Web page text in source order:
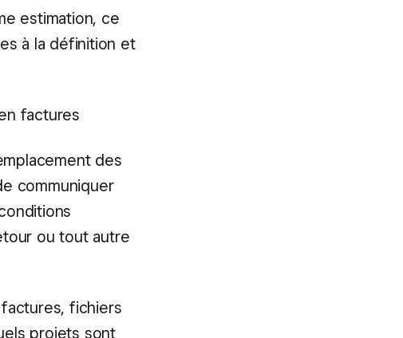
estimation, ce
à la définition et
factures
des
communiquer
ou tout autre
fichiers
projets sont